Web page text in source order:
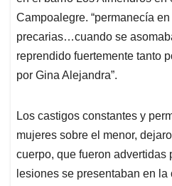
Campoalegre. “permanecía
precarias…cuando se
reprendido fuertemente tanto
por Gina Alejandra”.
Los castigos constantes y
mujeres sobre el menor,
cuerpo, que fueron advertidas
lesiones se presentaban en